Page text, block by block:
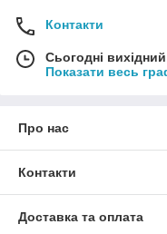
Контакти
Сьогодні вихідний
Показати весь
Про нас
Контакти
Доставка та оплата